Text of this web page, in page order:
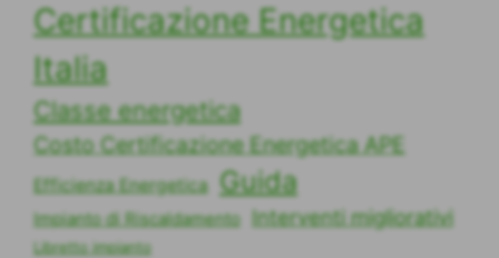
Certificazione Energetica
Italia
Classe energetica
Costo Certificazione Energetica APE
Efficienza Energetica Guida
Impianto di Riscaldamento Interventi migliorativi
Libretto impianto